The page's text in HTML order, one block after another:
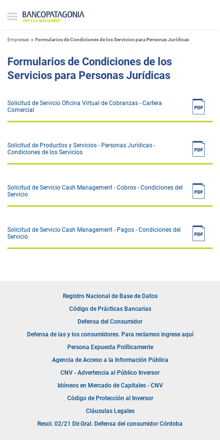
Empresas Formularios de Condiciones de los Servicios para Personas Jurídicas
Formularios de Condiciones de los
Servicios para Personas Jurídicas
Solicitud de Servicio Oficina Virtual de Cobranzas - Cartera
Comercial
Solicitud de Productos y Servicios - Personas Jurídicas -
Condiciones de los Servicios
Solicitud de Servicio Cash Management - Cobros - Condiciones del
Servicio
Solicitud de Servicio Cash Management - Pagos - Condiciones del
Servicio
Registro Nacional de Base de Datos
Código de Prácticas Bancarias
Defensa del Consumidor
Defensa de las y los consumidores. Para reclamos ingrese aquí
Persona Expuesta Políticamente
Agencia de Acceso a la Información Pública
CNV - Advertencia al Público Inversor
Idóneos en Mercado de Capitales - CNV
Código de Protección al Inversor
Cláusulas Legales
Resol. 02/21 Dir.Gral. Defensa del consumidor Córdoba